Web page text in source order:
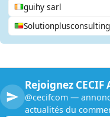
guihy sarl
Solutionplusconsulting
Rejoignez
@cecifcom —
actualités du